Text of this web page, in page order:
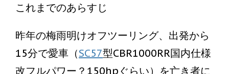
これまでのあらすじ
昨年の梅雨明けオフツーリング、出発から
15分で愛車（SC57型CBR1000RR国内仕様
改フルパワー？150hpぐらい）を亡き者に